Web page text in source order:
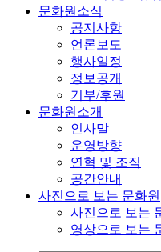
문화원소식
공지사항
언론보도
행사일정
정보공개
기부/후원
문화원소개
인사말
운영방향
연혁 및 조직
공간안내
사진으로 보는 문화원
사진으로 보는
영상으로 보는